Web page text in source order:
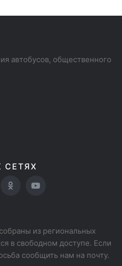
автобусов, общественного
из региональных
в свободном доступе. Если
сообщить нам на почту.